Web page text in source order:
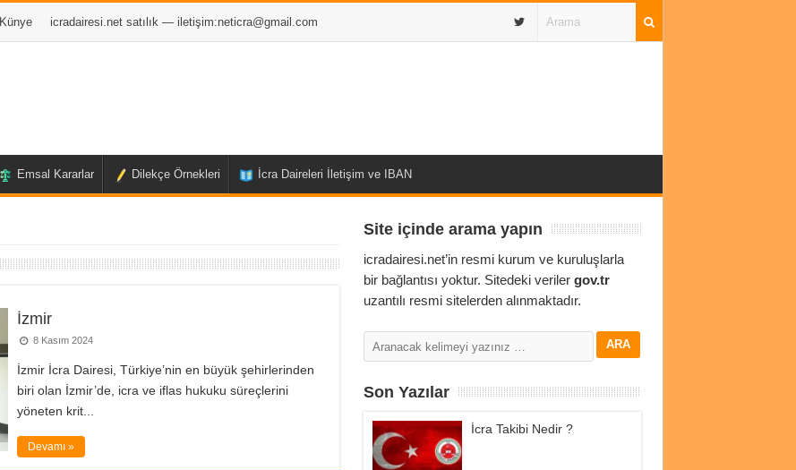
Künye icradairesi.net satılık — iletişim:neticra@gmail.com
Emsal Kararlar Dilekçe Örnekleri İcra Daireleri İletişim ve IBAN
İzmir
8 Kasım 2024
İzmir İcra Dairesi, Türkiye’nin en büyük şehirlerinden
biri olan İzmir’de, icra ve iflas hukuku süreçlerini
yöneten krit...
Devamı »
Site içinde arama yapın
icradairesi.net’in resmi kurum ve kuruluşlarla
bir bağlantısı yoktur. Sitedeki veriler gov.tr
uzantılı resmi sitelerden alınmaktadır.
Son Yazılar
İcra Takibi Nedir ?